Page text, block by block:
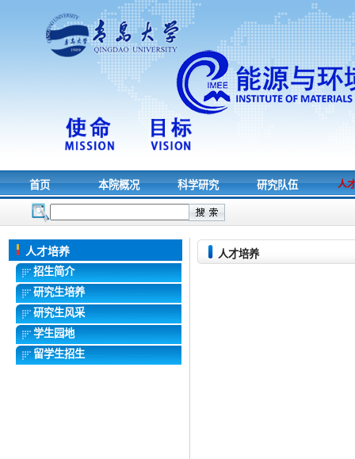
首页 本院概况 科学研究 研究队伍 人
人才培养
招生简介
研究生培养
研究生风采
学生园地
留学生招生
人才培养